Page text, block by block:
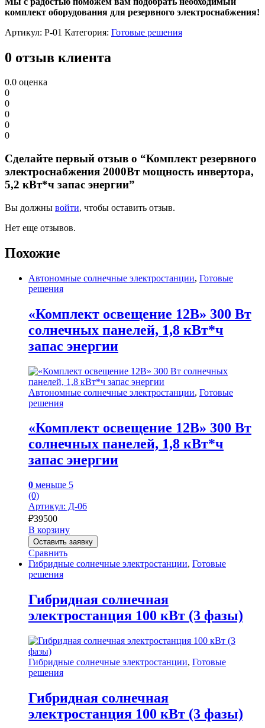
комплект оборудования для резервного электроснабжения!
Артикул: Р-01 Категория: Готовые решения
0 отзыв клиента
0.0 оценка
0
0
0
0
0
Сделайте первый отзыв о “Комплект резервного
электроснабжения 2000Вт мощность инвертора,
5,2 кВт*ч запас энергии”
Вы должны войти, чтобы оставить отзыв.
Нет еще отзывов.
Похожие
Автономные солнечные электростанции, Готовые
решения
«Комплект освещение 12В» 300 Вт
солнечных панелей, 1,8 кВт*ч
запас энергии
Автономные солнечные электростанции, Готовые
решения
«Комплект освещение 12В» 300 Вт
солнечных панелей, 1,8 кВт*ч
запас энергии
0 меньше 5
(0)
Артикул: Д-06
₽39500
В корзину
Оставить заявку
Сравнить
Гибридные солнечные электростанции, Готовые
решения
Гибридная солнечная
электростанция 100 кВт (3 фазы)
Гибридные солнечные электростанции, Готовые
решения
Гибридная солнечная
электростанция 100 кВт (3 фазы)